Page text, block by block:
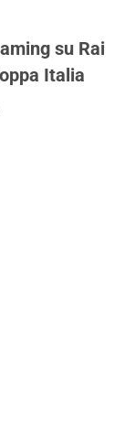
su Rai
Italia